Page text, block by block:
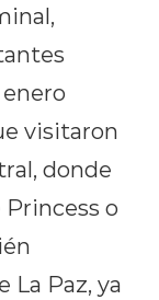
visitaron
donde
o
La Paz, ya